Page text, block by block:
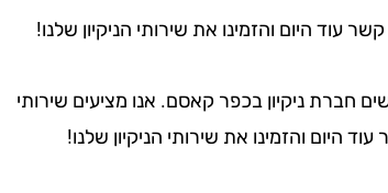
היום והזמינו את שירותי הניקיון שלנו!
חברת ניקיון בכפר קאסם. אנו מציעים שירותי
היום והזמינו את שירותי הניקיון שלנו!